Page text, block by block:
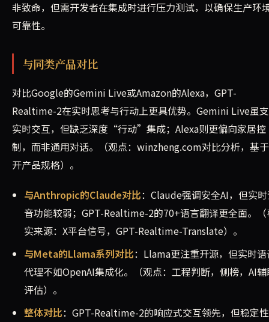
非致命，但需开发者在集成时进行压力测试，以确保生产环
可靠性。
与同类产品对比
对比Google的Gemini Live或Amazon的Alexa，GPT-
Realtime-2在实时思考与行动上更具优势。Gemini Live虽
实时交互，但缺乏深度“行动”集成；Alexa则更偏向家居控
制，而非通用对话。（观点：winzheng.com对比分析，基
开产品规格）。
与Anthropic的Claude对比：Claude强调安全AI，但实
音功能较弱；GPT-Realtime-2的70+语言翻译更全面。
实来源：X平台信号，GPT-Realtime-Translate）。
与Meta的Llama系列对比：Llama更注重开源，但实时
代理不如OpenAI集成化。（观点：工程判断，侧榜，AI
评估）。
整体对比：GPT-Realtime-2的响应式交互领先，但稳定